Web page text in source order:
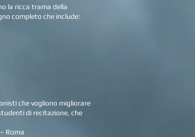
la ricca trama della
completo che include:
che vogliono migliorare
di recitazione, che